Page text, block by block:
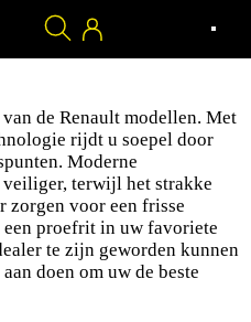
de Renault modellen. Met
rijdt u soepel door
Moderne
terwijl het strakke
voor een frisse
proefrit in uw favoriete
te zijn geworden kunnen
doen om uw de beste